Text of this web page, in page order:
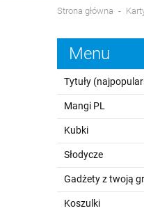
Strona główna
Menu
Tytuły
Mangi PL
Kubki
Słodycze
Gadżety z twoją
Koszulki